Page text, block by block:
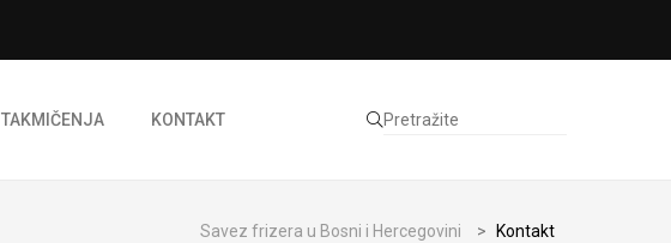
TAKMIČENJA KONTAKT
Savez frizera u Bosni i Hercegovini > Kontakt